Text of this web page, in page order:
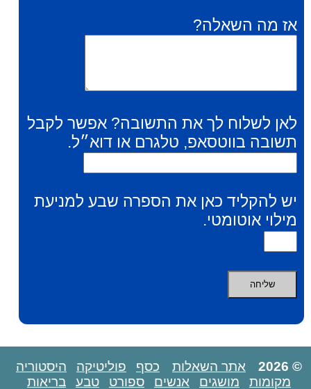
אז מה השאלה?
לאן לשלוח לך את התשובה? אפשר לקבל
תשובה בווטסאפ, טלגרם או דוא״ל.
יש להקליד כאן את הספרה שבע למניעת
מילוי אוטומטי.
© 2026 אתר השאלות כסף פוליטיקה
היסטוריה
מקומות
מושגים אנשים ספורט טבע בריאות